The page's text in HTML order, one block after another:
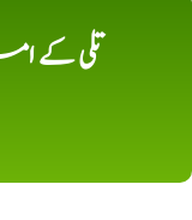
تلی کے